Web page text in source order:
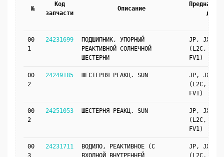
№
Код
запчасти
Описание
для
00
1
24231699
ПОДШИПНИК, УПОРНЫЙ
РЕАКТИВНОЙ СОЛНЕЧНОЙ
ШЕСТЕРНИ
JP, JX69
(L2C, MH9,
FV1)
00
2
24249185 ШЕСТЕРНЯ РЕАКЦ. SUN
JP, JX69
(L2C, MH9,
FV1)
00
2
24251053 ШЕСТЕРНЯ РЕАКЦ. SUN
JP, JX69
(L2C, MH9,
FV1)
00
24231711
ВОДИЛО, РЕАКТИВНОЕ (С
JP, JX69